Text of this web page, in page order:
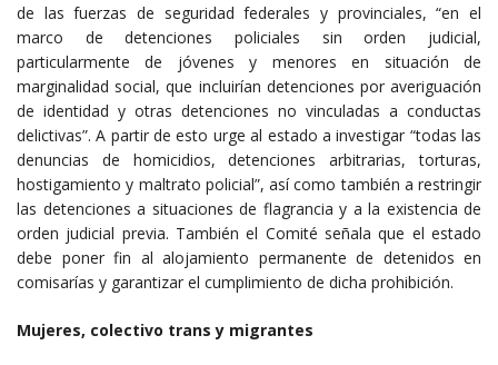
de las fuerzas de seguridad federales y provinciales, “en el
marco de detenciones policiales sin orden judicial,
particularmente de jóvenes y menores en situación de
marginalidad social, que incluirían detenciones por averiguación
de identidad y otras detenciones no vinculadas a conductas
delictivas”. A partir de esto urge al estado a investigar “todas las
denuncias de homicidios, detenciones arbitrarias, torturas,
hostigamiento y maltrato policial”, así como también a restringir
las detenciones a situaciones de flagrancia y a la existencia de
orden judicial previa. También el Comité señala que el estado
debe poner fin al alojamiento permanente de detenidos en
comisarías y garantizar el cumplimiento de dicha prohibición.
Mujeres, colectivo trans y migrantes